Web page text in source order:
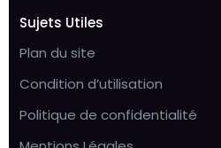
Sujets Utiles
Plan du site
Condition d’utilisation
Politique de confidentialité